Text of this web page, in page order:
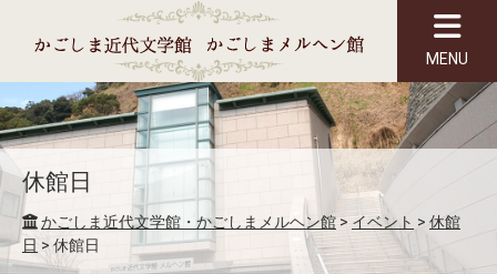
MENU
休館日
かごしま近代文学館・かごしまメルヘン館 > イベント > 休館
日 > 休館日